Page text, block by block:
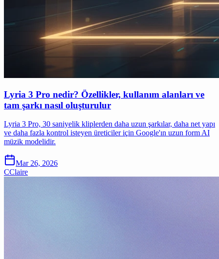
Lyria 3 Pro nedir? Özellikler, kullanım alanları ve
tam şarkı nasıl oluşturulur
Lyria 3 Pro, 30 saniyelik kliplerden daha uzun şarkılar, daha net yapı
ve daha fazla kontrol isteyen üreticiler için Google'ın uzun form AI
müzik modelidir.
Mar 26, 2026
CClaire